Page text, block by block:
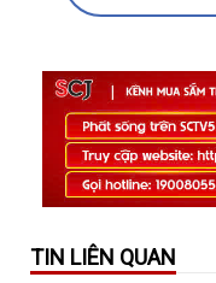
TIN LIÊN QUAN